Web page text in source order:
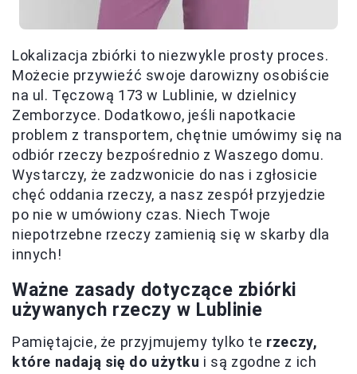
Lokalizacja zbiórki to niezwykle prosty proces.
Możecie przywieźć swoje darowizny osobiście
na ul. Tęczową 173 w Lublinie, w dzielnicy
Zemborzyce. Dodatkowo, jeśli napotkacie
problem z transportem, chętnie umówimy się na
odbiór rzeczy bezpośrednio z Waszego domu.
Wystarczy, że zadzwonicie do nas i zgłosicie
chęć oddania rzeczy, a nasz zespół przyjedzie
po nie w umówiony czas. Niech Twoje
niepotrzebne rzeczy zamienią się w skarby dla
innych!
Ważne zasady dotyczące zbiórki
używanych rzeczy w Lublinie
Pamiętajcie, że przyjmujemy tylko te rzeczy,
które nadają się do użytku i są zgodne z ich